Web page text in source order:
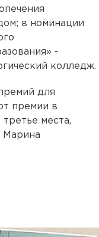
в номинации
-
колледж.
для
премии в
места,
Марина